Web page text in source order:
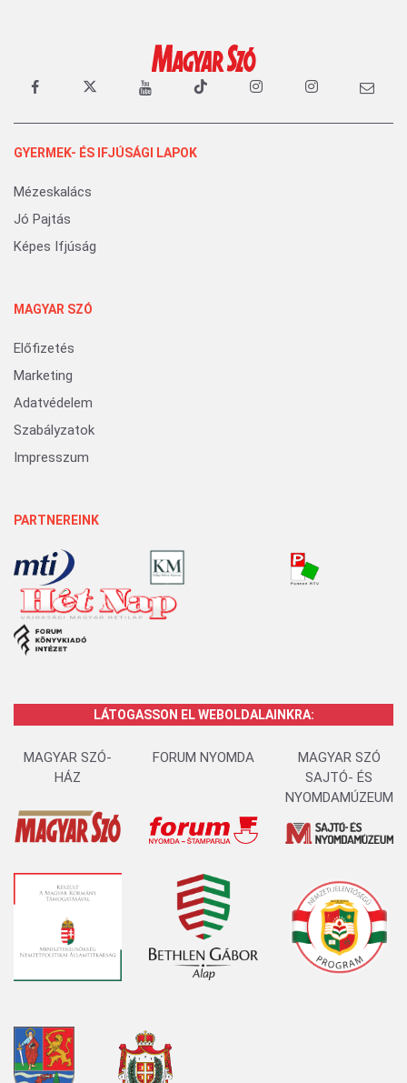
GYERMEK- ÉS IFJÚSÁGI LAPOK
Mézeskalács
Jó Pajtás
Képes Ifjúság
MAGYAR SZÓ
Előfizetés
Marketing
Adatvédelem
Szabályzatok
Impresszum
PARTNEREINK
LÁTOGASSON EL WEBOLDALAINKRA:
MAGYAR SZÓ-
HÁZ
FORUM NYOMDA
MAGYAR SZÓ
SAJTÓ- ÉS
NYOMDAMÚZEUM